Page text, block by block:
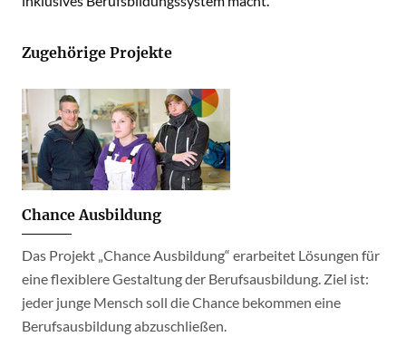
Zugehörige Projekte
Chance Ausbildung
Das Projekt „Chance Ausbildung“ erarbeitet Lösungen für
eine flexiblere Gestaltung der Berufsausbildung. Ziel ist:
jeder junge Mensch soll die Chance bekommen eine
Berufsausbildung abzuschließen.